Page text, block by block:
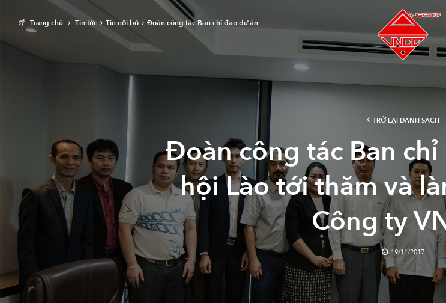
TRỞ LẠI DANH SÁCH
Đoàn công tác Ban
hội Lào tới thăm và
Công ty
19/11/2017
Trang chủ Tin tức Tin nội bộ Đoàn công tác Ban chỉ đạo dự án…